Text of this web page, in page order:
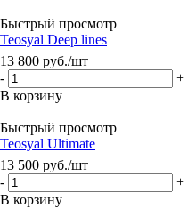
Быстрый просмотр
Teosyal Deep lines
13 800 руб./шт
-
+
В корзину
Быстрый просмотр
Teosyal Ultimate
13 500 руб./шт
-
+
В корзину